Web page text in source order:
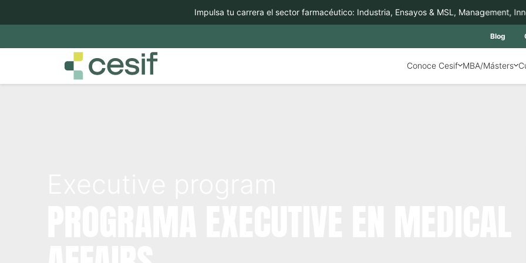
Impulsa tu carrera el sector farmacéutico: Industria, Ensayos & MSL, Management,
Blog
Conoce Cesif MBA/Másters